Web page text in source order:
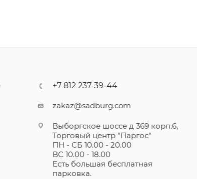
+7 812 237-39-44
zakaz@sadburg.com
Выборгское шоссе д 369 корп.6,
Торговый центр "Паргос"
ПН - СБ 10.00 - 20.00
ВС 10.00 - 18.00
Есть большая бесплатная
парковка.